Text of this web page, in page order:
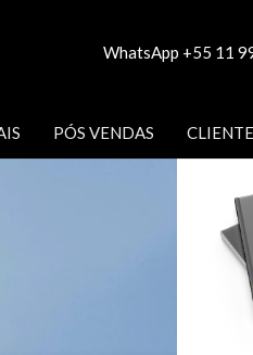
WhatsApp +55 11
PÓS VENDAS